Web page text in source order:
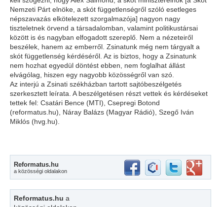
Nemzeti Párt elnöke, a skót függetlenségről szóló esetleges
népszavazás elkötelezett szorgalmazója] nagyon nagy
tiszteletnek örvend a társadalomban, valamint politikustársai
között is és nagyban elfogadott szereplő. Nem a nézeteiről
beszélek, hanem az emberről. Zsinatunk még nem tárgyalt a
skót függetlenség kérdéséről. Az is biztos, hogy a Zsinatunk
nem hozhat egyedül döntést ebben, nem foglalhat állást
elvágólag, hiszen egy nagyobb közösségről van szó.
Az interjú a Zsinati székházban tartott sajtóbeszélgetés
szerkesztett leírata. A beszélgetésen részt vettek és kérdéseket
tettek fel: Csatári Bence (MTI), Csepregi Botond
(reformatus.hu), Náray Balázs (Magyar Rádió), Szegő Iván
Miklós (hvg.hu).
Reformatus.hu
a közösségi oldalakon
Reformatus.hu a